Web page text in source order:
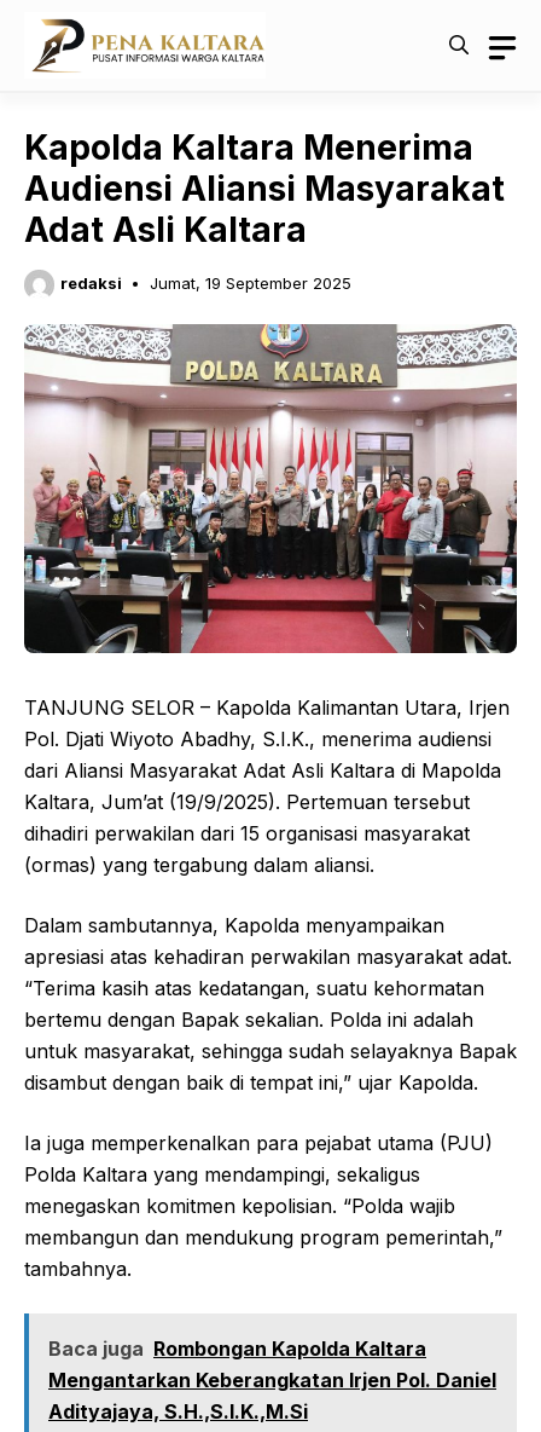
Langsung
Kapolda Kaltara Menerima
Audiensi Aliansi Masyarakat
Adat Asli Kaltara
redaksi Jumat, 19 September 2025
TANJUNG SELOR – Kapolda Kalimantan Utara, Irjen
Pol. Djati Wiyoto Abadhy, S.I.K., menerima audiensi
dari Aliansi Masyarakat Adat Asli Kaltara di Mapolda
Kaltara, Jum’at (19/9/2025). Pertemuan tersebut
dihadiri perwakilan dari 15 organisasi masyarakat
(ormas) yang tergabung dalam aliansi.
Dalam sambutannya, Kapolda menyampaikan
apresiasi atas kehadiran perwakilan masyarakat adat.
“Terima kasih atas kedatangan, suatu kehormatan
bertemu dengan Bapak sekalian. Polda ini adalah
untuk masyarakat, sehingga sudah selayaknya Bapak
disambut dengan baik di tempat ini,” ujar Kapolda.
Ia juga memperkenalkan para pejabat utama (PJU)
Polda Kaltara yang mendampingi, sekaligus
menegaskan komitmen kepolisian. “Polda wajib
membangun dan mendukung program pemerintah,”
tambahnya.
Baca juga Rombongan Kapolda Kaltara
Mengantarkan Keberangkatan Irjen Pol. Daniel
Adityajaya, S.H.,S.I.K.,M.Si